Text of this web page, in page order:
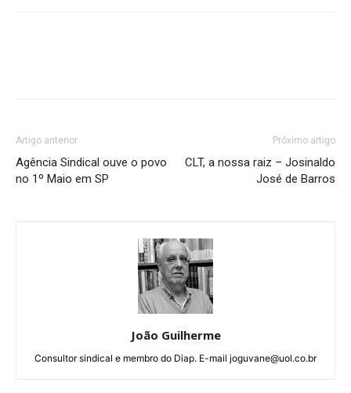
Artigo anterior
Agência Sindical ouve o povo
no 1º Maio em SP
Próximo artigo
CLT, a nossa raiz – Josinaldo
José de Barros
João Guilherme
Consultor sindical e membro do Diap. E-mail joguvane@uol.co.br